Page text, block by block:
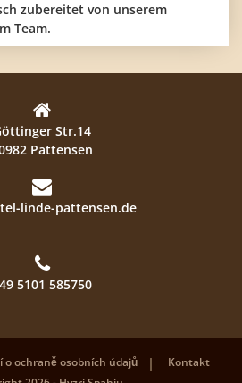
zubereitet von unserem
Team.
Str.14
Pattensen
linde-pattensen.de
5101 585750
o ochraně osobních údajů
Kontakt